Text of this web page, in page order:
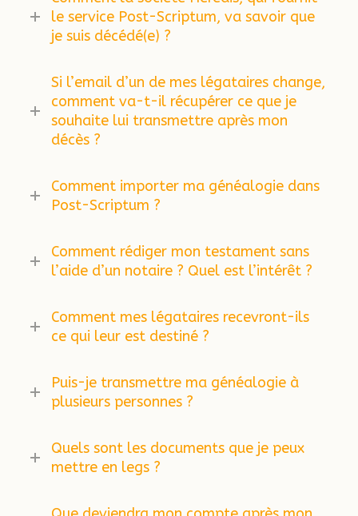
le service Post-Scriptum, va savoir que
je suis décédé(e) ?
Si l’email d’un de mes légataires change,
comment va-t-il récupérer ce que je
souhaite lui transmettre après mon
décès ?
Comment importer ma généalogie dans
Post-Scriptum ?
Comment rédiger mon testament sans
l’aide d’un notaire ? Quel est l’intérêt ?
Comment mes légataires recevront-ils
ce qui leur est destiné ?
Puis-je transmettre ma généalogie à
plusieurs personnes ?
Quels sont les documents que je peux
mettre en legs ?